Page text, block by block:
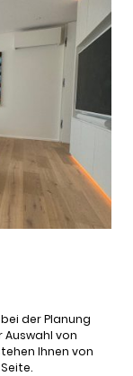
der Planung
von
Ihnen von